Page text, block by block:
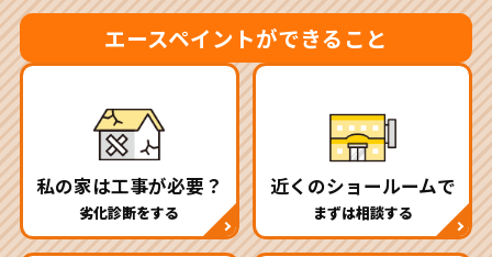
エースペイントができること
私の家は工事が必要？
劣化診断をする
近くのショールームで
まずは相談する